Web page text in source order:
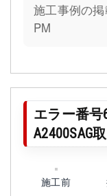
施工事例の
PM
エラー番号
A2400SAG
施工前